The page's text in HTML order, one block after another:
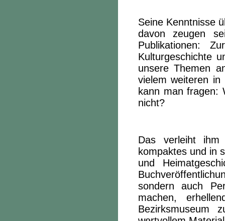
Seine Kenntnisse
davon zeugen
Publikationen:
Kulturgeschichte
unsere Themen
vielem weiteren
kann man fragen:
nicht?
Das verleiht
kompaktes und in
und
sondern auch
machen,
Bezirksmuseum